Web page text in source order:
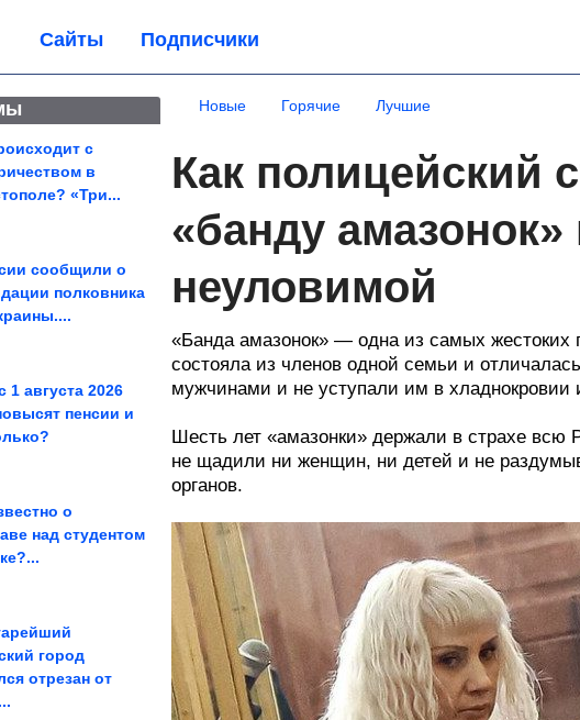
Сайты Подписчики
с
в
«Три...
сообщили о
полковника
1 августа 2026
пенсии и
о
над студентом
город
отрезан от
Новые Горячие Лучшие
Как полицейский
«банду амазонок»
неуловимой
«Банда амазонок» — одна из самых жестоких
состояла из членов одной семьи и
мужчинами и не уступали им в хладнокровии
Шесть лет «амазонки» держали в страхе всю
не щадили ни женщин, ни детей и не
органов.